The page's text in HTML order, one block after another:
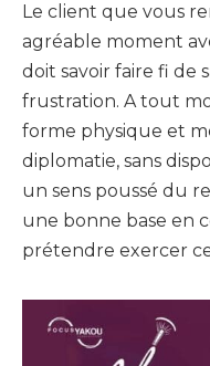
Le client que vous
agréable moment
doit savoir faire fi de
frustration. A tout
forme physique et
diplomatie, sans
un sens poussé du
une bonne base en
prétendre exercer